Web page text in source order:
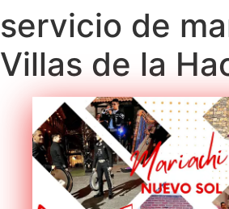
servicio de
Villas de la